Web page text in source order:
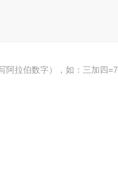
阿拉伯数字），如：三加四=7